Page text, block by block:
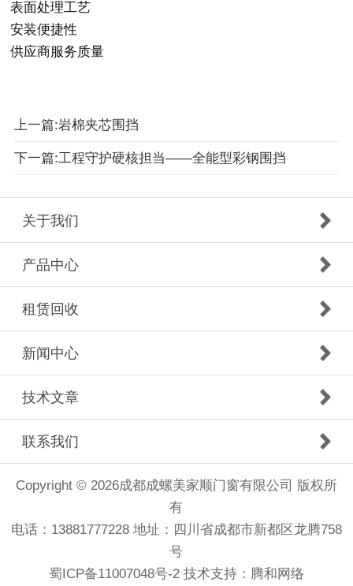
表面处理工艺
安装便捷性
供应商服务质量
上一篇:岩棉夹芯围挡
下一篇:工程守护硬核担当——全能型彩钢围挡
关于我们
产品中心
租赁回收
新闻中心
技术文章
联系我们
Copyright © 2026成都成螺美家顺门窗有限公司 版权所
有
电话：13881777228 地址：四川省成都市新都区龙腾758
号
蜀ICP备11007048号-2 技术支持： 腾和网络